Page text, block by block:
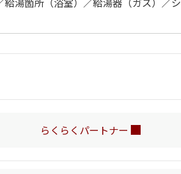
らくらくパートナー